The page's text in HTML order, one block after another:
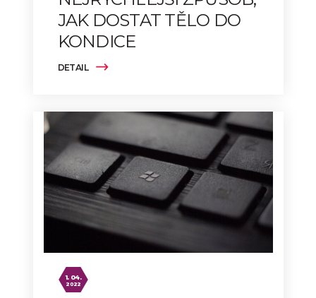
DETAIL
JAK DOSTAT TĚLO DO
KONDICE
1. 04.
2022